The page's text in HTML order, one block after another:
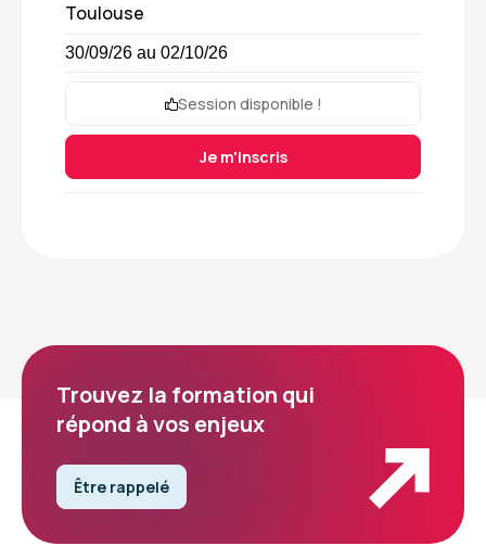
Toulouse
30/09/26 au 02/10/26
Session disponible !
Je m'inscris
Trouvez la formation qui
répond à vos enjeux
Être rappelé